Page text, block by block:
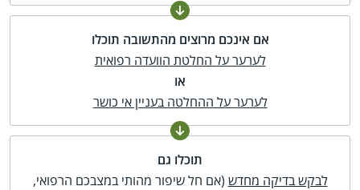
אם אינכם מרוצים מהתשובה תוכלו
לערער על החלטת הוועדה רפואית
או
לערער על ההחלטה בעניין אי כושר
תוכלו גם
לבקש בדיקה מחדש (אם חל שיפור מהותי במצבכם הרפואי,